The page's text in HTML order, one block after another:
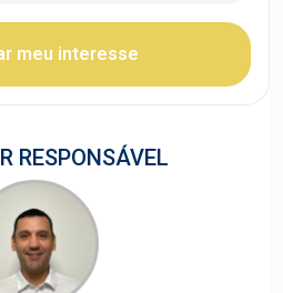
meu interesse
RESPONSÁVEL